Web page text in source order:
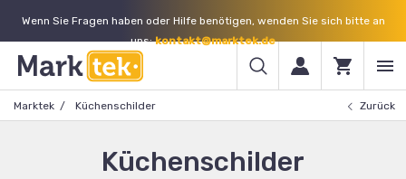
Wenn Sie Fragen haben oder Hilfe benötigen, wenden Sie sich bitte an
uns:kontakt@marktek.de
Marktek Küchenschilder Zurück
Küchenschilder